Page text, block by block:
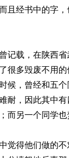
且经书中的字
记载，在陕西
很多毁废不用
候，曾经和五
耐，因此其中
而另一个同学也
觉得他们做的